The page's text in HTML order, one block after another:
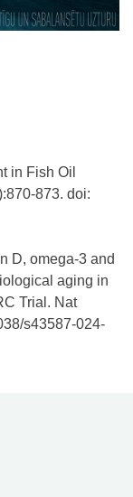
in Fish Oil
873. doi:
D, omega-3 and
aging in
Trial. Nat
s43587-024-